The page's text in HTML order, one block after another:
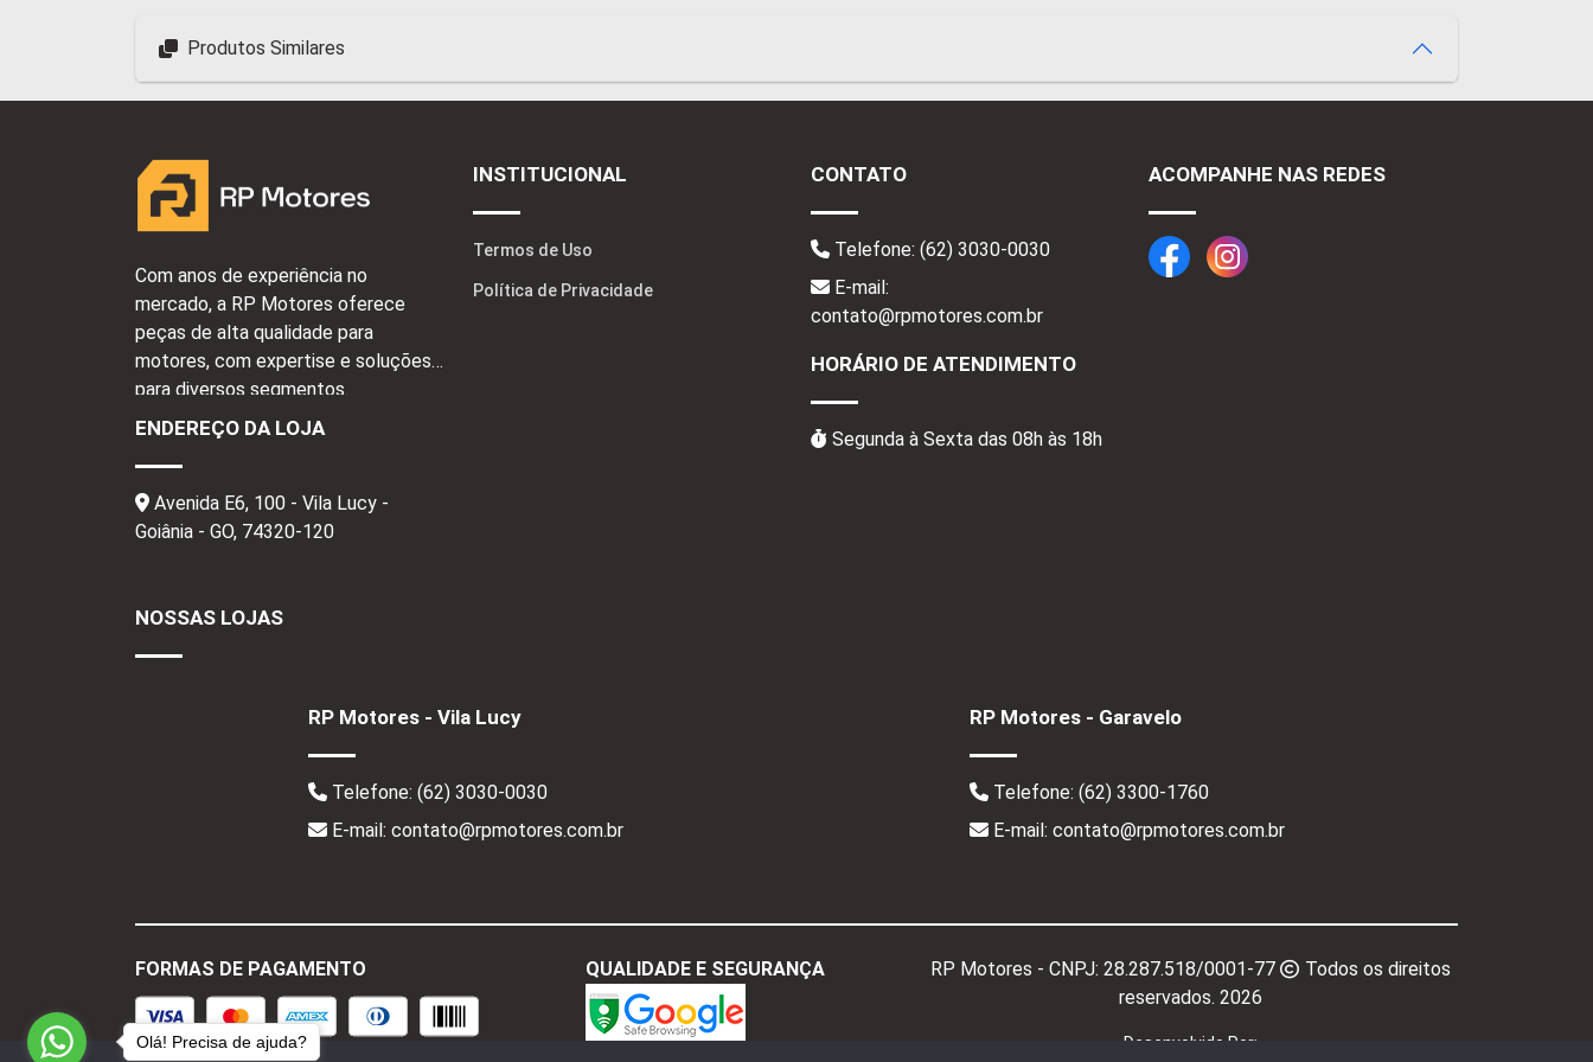
Produtos Similares
Com anos de experiência no
mercado, a RP Motores oferece
peças de alta qualidade para
motores, com expertise e soluções
para diversos segmentos.
ENDEREÇO DA LOJA
Avenida E6, 100 - Vila Lucy -
Goiânia - GO, 74320-120
INSTITUCIONAL
Termos de Uso
Política de Privacidade
CONTATO
Telefone: (62) 3030-0030
E-mail:
contato@rpmotores.com.br
HORÁRIO DE ATENDIMENTO
Segunda à Sexta das 08h às 18h
ACOMPANHE NAS REDES
NOSSAS LOJAS
RP Motores - Vila Lucy
Telefone: (62) 3030-0030
E-mail: contato@rpmotores.com.br
RP Motores - Garavelo
Telefone: (62) 3300-1760
E-mail: contato@rpmotores.com.br
FORMAS DE PAGAMENTO QUALIDADE E SEGURANÇA RP Motores - CNPJ: 28.287.518/0001-77
Todos os direitos
reservados. 2026
Desenvolvido Por:
Olá! Precisa de ajuda?